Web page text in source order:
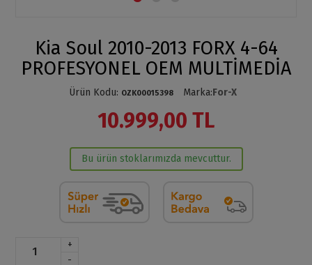
Kia Soul 2010-2013 FORX 4-64
PROFESYONEL OEM MULTİMEDİA
Ürün Kodu: OZK00015398 Marka:For-X
10.999,00 TL
Bu ürün stoklarımızda mevcuttur.
+
-